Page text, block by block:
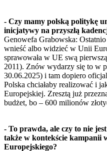
- Czy mamy polską politykę
inicjatywy na przyszłą
Genowefa Grabowska:
wnieść albo widzieć w Unii
sprawowała w UE swą
2011). Znów wydarzy się to w
30.06.2025) i tam dopiero
Polska chciałaby realizować i
Europejskiej. Zresztą już
budżet, bo – 600 milionów
- To prawda, ale czy to nie
także w kontekście kampanii
Europejskiego?